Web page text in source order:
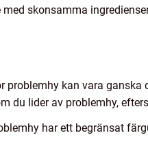
skonsamma
problemhy kan vara
du lider av problemhy,
har ett begränsat